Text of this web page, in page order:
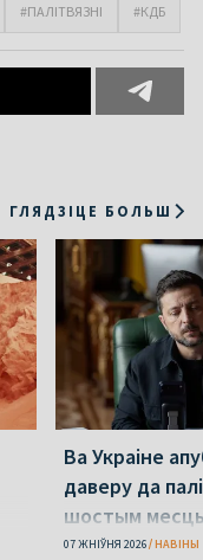
#ПАЛІТВЯЗНІ #КДБ
ГЛЯДЗІЦЕ БОЛЬШ
Ва Украіне
даверу да
шостым
07 ЖНІЎНЯ 2026 НАВІНЫ